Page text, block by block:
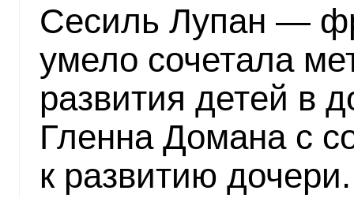
Сесиль Лупан —
умело сочетала
развития детей в
Гленна Домана с
к развитию